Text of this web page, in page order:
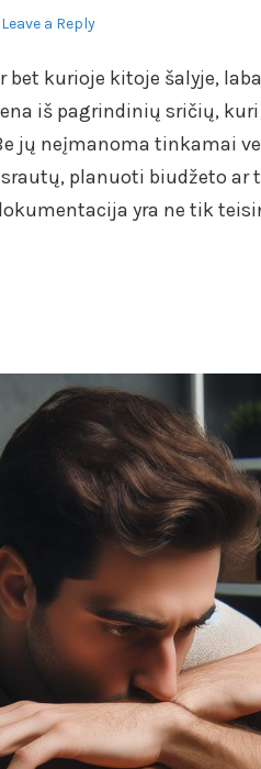
Leave a Reply
bet kurioje kitoje šalyje,
iš pagrindinių sričių,
jų neįmanoma tinkamai
planuoti biudžeto ar
yra ne tik